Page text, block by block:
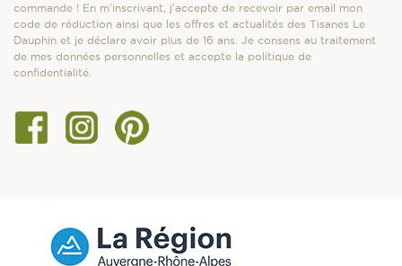
commande ! En m'inscrivant, j'accepte de recevoir par email mon
code de réduction ainsi que les offres et actualités des Tisanes Le
Dauphin et je déclare avoir plus de 16 ans. Je consens au traitement
de mes données personnelles et accepte la politique de
confidentialité.